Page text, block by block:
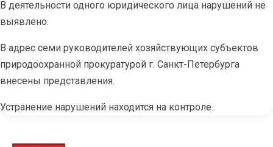
В деятельности одного юридического лица нарушений не
выявлено.
В адрес семи руководителей хозяйствующих субъектов
природоохранной прокуратурой г. Санкт-Петербурга
внесены представления.
Устранение нарушений находится на контроле.